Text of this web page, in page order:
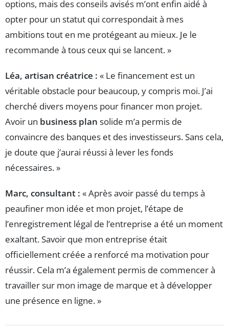
options, mais des conseils avisés m’ont enfin aidé à
opter pour un statut qui correspondait à mes
ambitions tout en me protégeant au mieux. Je le
recommande à tous ceux qui se lancent. »
Léa, artisan créatrice : « Le financement est un
véritable obstacle pour beaucoup, y compris moi. J’ai
cherché divers moyens pour financer mon projet.
Avoir un business plan solide m’a permis de
convaincre des banques et des investisseurs. Sans cela,
je doute que j’aurai réussi à lever les fonds
nécessaires. »
Marc, consultant : « Après avoir passé du temps à
peaufiner mon idée et mon projet, l’étape de
l’enregistrement légal de l’entreprise a été un moment
exaltant. Savoir que mon entreprise était
officiellement créée a renforcé ma motivation pour
réussir. Cela m’a également permis de commencer à
travailler sur mon image de marque et à développer
une présence en ligne. »